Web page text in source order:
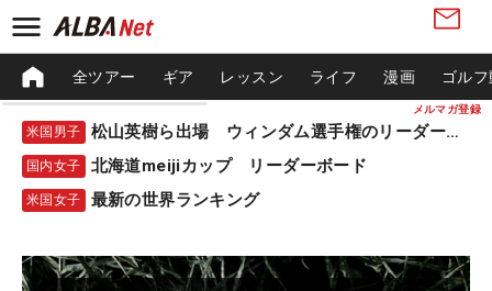
メルマガ登録
全ツアー ギア レッスン ライフ 漫画 ゴル
米国男子 松山英樹ら出場 ウィンダム選手権のリーダーボード
国内女子 北海道meijiカップ リーダーボード
米国女子 最新の世界ランキング